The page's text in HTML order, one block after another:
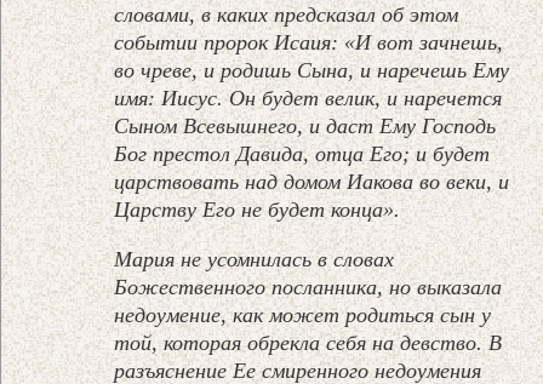
словами, в каких предсказал об этом
событии пророк Исаия: «И вот зачнешь,
во чреве, и родишь Сына, и наречешь Ему
имя: Иисус. Он будет велик, и наречется
Сыном Всевышнего, и даст Ему Господь
Бог престол Давида, отца Его; и будет
царствовать над домом Иакова во веки, и
Царству Его не будет конца».
Мария не усомнилась в словах
Божественного посланника, но выказала
недоумение, как может родиться сын у
той, которая обрекла себя на девство. В
разъяснение Ее смиренного недоумения